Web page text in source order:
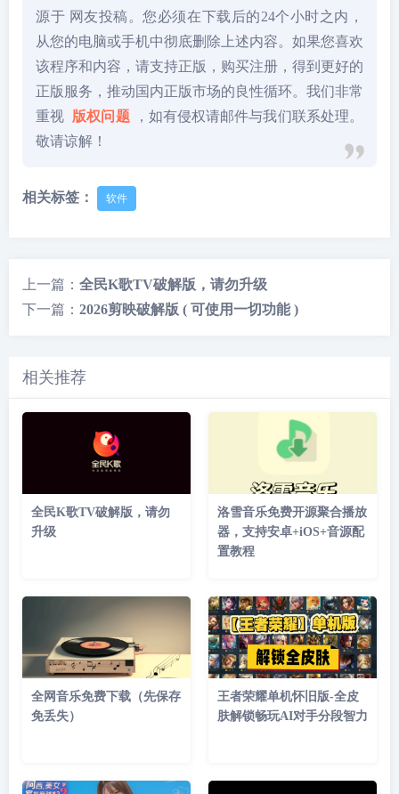
源于 网友投稿。您必须在下载后的24个小时之内，
从您的电脑或手机中彻底删除上述内容。如果您喜欢
该程序和内容，请支持正版，购买注册，得到更好的
正版服务，推动国内正版市场的良性循环。我们非常
重视 版权问题
，如有侵权请邮件与我们联系处理。
敬请谅解！
相关标签： 软件
上一篇： 全民K歌TV破解版，请勿升级
下一篇： 2026剪映破解版 ( 可使用一切功能 )
相关推荐
全民K歌TV破解版，请勿
升级
洛雪音乐免费开源聚合播放
器，支持安卓+iOS+音源配
置教程
全网音乐免费下载（先保存
免丢失）
王者荣耀单机怀旧版-全皮
肤解锁畅玩AI对手分段智力